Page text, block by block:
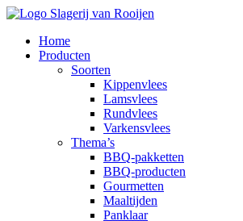
Home
Producten
Soorten
Kippenvlees
Lamsvlees
Rundvlees
Varkensvlees
Thema’s
BBQ-pakketten
BBQ-producten
Gourmetten
Maaltijden
Panklaar